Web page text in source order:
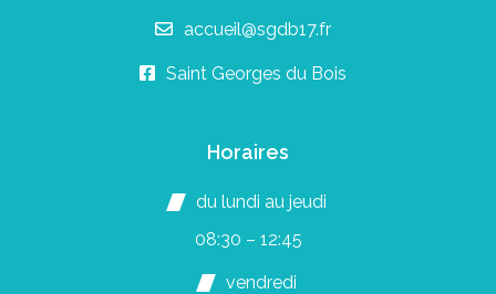
accueil@sgdb17.fr
Saint Georges du Bois
Horaires
du lundi au jeudi
08:30 – 12:45
vendredi